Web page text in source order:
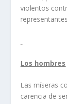
violentos
Los hombres
Las mí­seras
carencia de